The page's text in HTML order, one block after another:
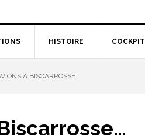
HISTOIRE COCKPIT
À BISCARROSSE…